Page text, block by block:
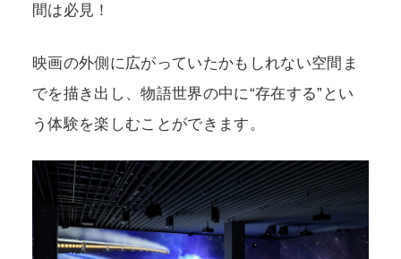
間は必見！
映画の外側に広がっていたかもしれない空間ま
でを描き出し、物語世界の中に“存在する”とい
う体験を楽しむことができます。